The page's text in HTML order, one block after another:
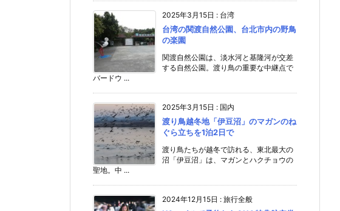
2025年3月15日 : 台湾
台湾の関渡自然公園、台北市内の野鳥
の楽園
関渡自然公園は、淡水河と基隆河が交差
する自然公園。渡り鳥の重要な中継点で
バードウ ...
2025年3月15日 : 国内
渡り鳥越冬地「伊豆沼」のマガンのね
ぐら立ちを1泊2日で
渡り鳥たちが越冬で訪れる、東北最大の
沼「伊豆沼」は、マガンとハクチョウの
聖地。中 ...
2024年12月15日 : 旅行全般